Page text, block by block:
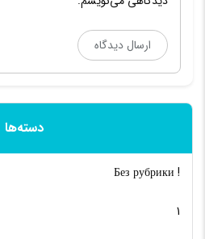
دسته‌ها
! Без рубрики
1